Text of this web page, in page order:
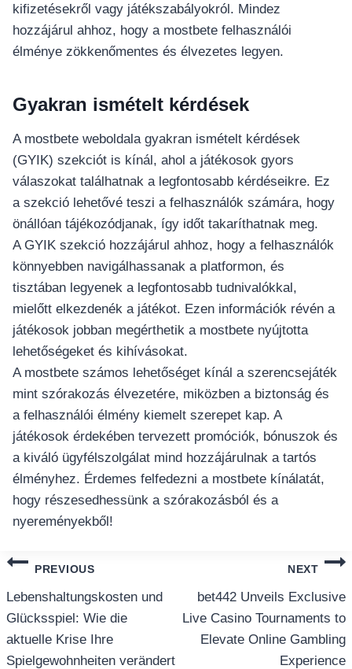
kifizetésekről vagy játékszabályokról. Mindez
hozzájárul ahhoz, hogy a mostbete felhasználói
élménye zökkenőmentes és élvezetes legyen.
Gyakran ismételt kérdések
A mostbete weboldala gyakran ismételt kérdések
(GYIK) szekciót is kínál, ahol a játékosok gyors
válaszokat találhatnak a legfontosabb kérdéseikre. Ez
a szekció lehetővé teszi a felhasználók számára, hogy
önállóan tájékozódjanak, így időt takaríthatnak meg.
A GYIK szekció hozzájárul ahhoz, hogy a felhasználók
könnyebben navigálhassanak a platformon, és
tisztában legyenek a legfontosabb tudnivalókkal,
mielőtt elkezdenék a játékot. Ezen információk révén a
játékosok jobban megérthetik a mostbete nyújtotta
lehetőségeket és kihívásokat.
A mostbete számos lehetőséget kínál a szerencsejáték
mint szórakozás élvezetére, miközben a biztonság és
a felhasználói élmény kiemelt szerepet kap. A
játékosok érdekében tervezett promóciók, bónuszok és
a kiváló ügyfélszolgálat mind hozzájárulnak a tartós
élményhez. Érdemes felfedezni a mostbete kínálatát,
hogy részesedhessünk a szórakozásból és a
nyereményekből!
แนะแนว
เรื่อง
PREVIOUS
Lebenshaltungskosten und
Glücksspiel: Wie die
aktuelle Krise Ihre
Spielgewohnheiten verändert
NEXT
bet442 Unveils Exclusive
Live Casino Tournaments to
Elevate Online Gambling
Experience